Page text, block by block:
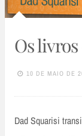
Os
10 DE MAIO DE
Dad Squarisi